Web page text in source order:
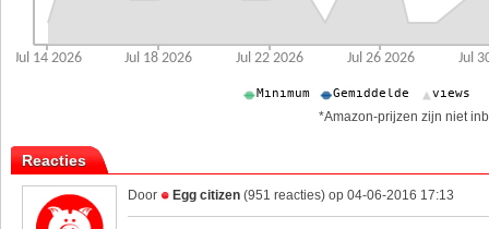
*Amazon-prijzen zijn niet
Reacties
Door Egg citizen (951 reacties) op 04-06-2016 17:13